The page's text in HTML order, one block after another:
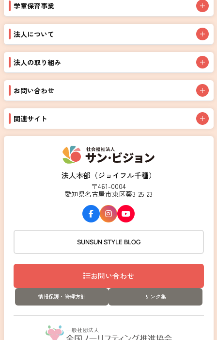
法人本部（ジョイフル千種）
〒461-0004
愛知県名古屋市東区葵3-25-23
SUNSUN STYLE BLOG
お問い合わせ
情報保護・管理方針 リンク集
学童保育事業
法人について
法人の取り組み
お問い合わせ
関連サイト